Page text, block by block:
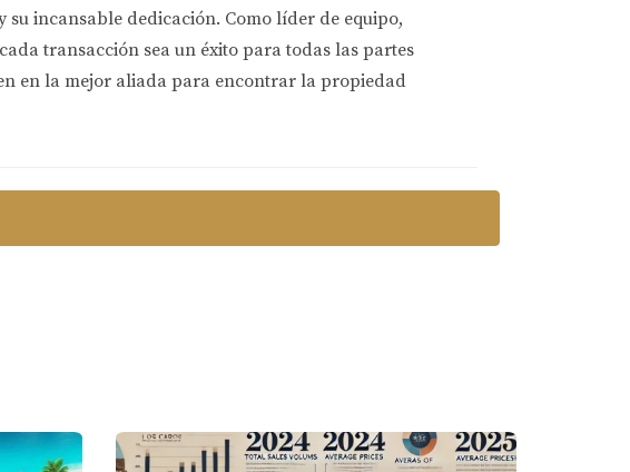
a Yolanda Ramos y su equipo. Con su amplia experiencia y
en Los Cabos, garantizando un servicio de calidad y una
su incansable dedicación. Como líder de equipo,
transacción sea un éxito para todas las partes
en la mejor aliada para encontrar la propiedad